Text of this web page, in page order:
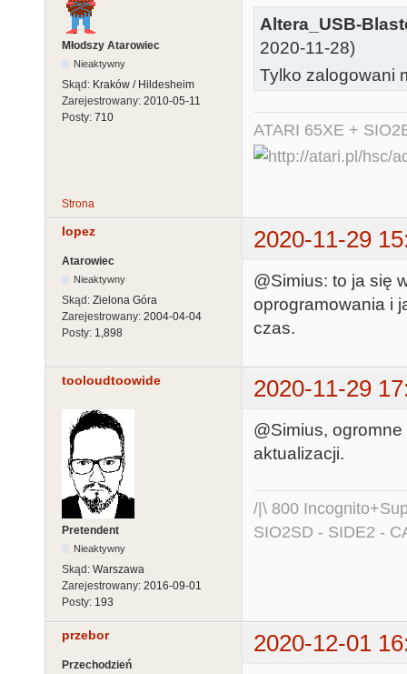
Młodszy Atarowiec
Nieaktywny
Skąd: Kraków / Hildesheim
Zarejestrowany: 2010-05-11
Posty: 710
Altera_USB-
2020-11-28)
Tylko zalogowani
ATARI 65XE +
Strona
lopez 2020-11-29
Atarowiec
Nieaktywny
Skąd: Zielona Góra
Zarejestrowany: 2004-04-04
Posty: 1,898
@Simius: to ja się
oprogramowania i
czas.
tooloudtoowide 2020-11-29
Pretendent
Nieaktywny
Skąd: Warszawa
Zarejestrowany: 2016-09-01
Posty: 193
@Simius,
aktualizacji.
/|\ 800
SIO2SD - SIDE2 -
przebor 2020-12-01
Przechodzień